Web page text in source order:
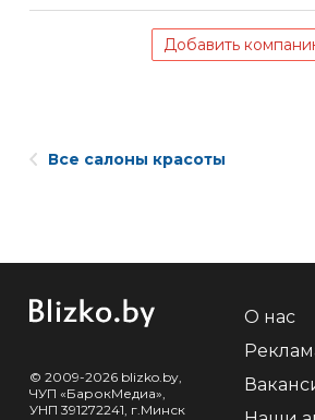
Добавить
Все салоны красоты
© 2009-2026 blizko.by,
ЧУП «БарокМедиа»,
УНП 391272241, г.Минск
О нас